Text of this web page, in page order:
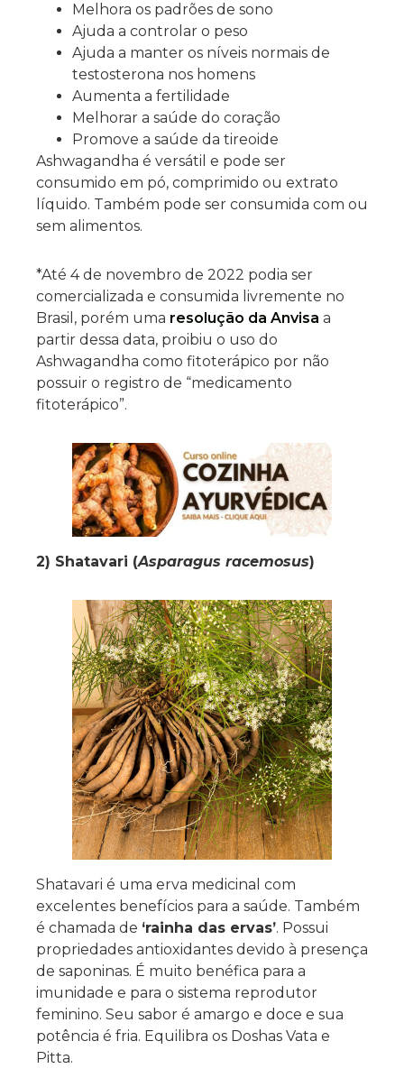
Melhora os padrões de sono
Ajuda a controlar o peso
Ajuda a manter os níveis normais de
testosterona nos homens
Aumenta a fertilidade
Melhorar a saúde do coração
Promove a saúde da tireoide
Ashwagandha é versátil e pode ser
consumido em pó, comprimido ou extrato
líquido. Também pode ser consumida com ou
sem alimentos.
*Até 4 de novembro de 2022 podia ser
comercializada e consumida livremente no
Brasil, porém uma resolução da Anvisa a
partir dessa data, proibiu o uso do
Ashwagandha como fitoterápico por não
possuir o registro de “medicamento
fitoterápico”.
2) Shatavari (Asparagus racemosus)
Shatavari é uma erva medicinal com
excelentes benefícios para a saúde. Também
é chamada de ‘rainha das ervas’. Possui
propriedades antioxidantes devido à presença
de saponinas. É muito benéfica para a
imunidade e para o sistema reprodutor
feminino. Seu sabor é amargo e doce e sua
potência é fria. Equilibra os Doshas Vata e
Pitta.